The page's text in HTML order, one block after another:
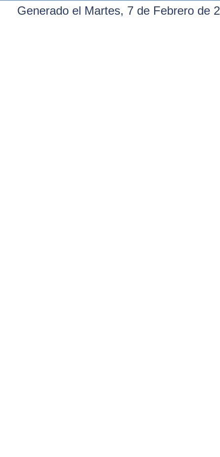
Generado el Martes, 7 de Febrero de